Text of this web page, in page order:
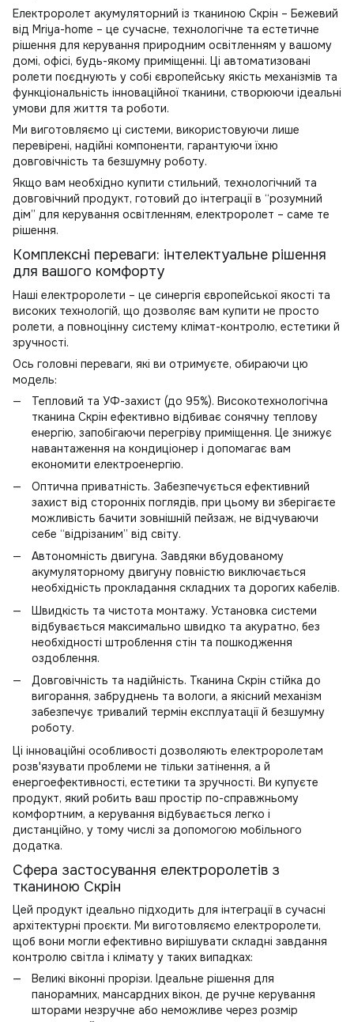
Електроролет акумуляторний із тканиною Скрін – Бежевий
від Mriya-home – це сучасне, технологічне та естетичне
рішення для керування природним освітленням у вашому
домі, офісі, будь-якому приміщенні. Ці автоматизовані
ролети поєднують у собі європейську якість механізмів та
функціональність інноваційної тканини, створюючи ідеальні
умови для життя та роботи.
Ми виготовляємо ці системи, використовуючи лише
перевірені, надійні компоненти, гарантуючи їхню
довговічність та безшумну роботу.
Якщо вам необхідно купити стильний, технологічний та
довговічний продукт, готовий до інтеграції в “розумний
дім” для керування освітленням, електроролет – саме те
рішення.
Комплексні переваги: інтелектуальне рішення
для вашого комфорту
Наші електроролети – це синергія європейської якості та
високих технологій, що дозволяє вам купити не просто
ролети, а повноцінну систему клімат-контролю, естетики й
зручності.
Ось головні переваги, які ви отримуєте, обираючи цю
модель:
Тепловий та УФ-захист (до 95%). Високотехнологічна
тканина Скрін ефективно відбиває сонячну теплову
енергію, запобігаючи перегріву приміщення. Це знижує
навантаження на кондиціонер і допомагає вам
економити електроенергію.
Оптична приватність. Забезпечується ефективний
захист від сторонніх поглядів, при цьому ви зберігаєте
можливість бачити зовнішній пейзаж, не відчуваючи
себе “відрізаним” від світу.
Автономність двигуна. Завдяки вбудованому
акумуляторному двигуну повністю виключається
необхідність прокладання складних та дорогих кабелів.
Швидкість та чистота монтажу. Установка системи
відбувається максимально швидко та акуратно, без
необхідності штроблення стін та пошкодження
оздоблення.
Довговічність та надійність. Тканина Скрін стійка до
вигорання, забруднень та вологи, а якісний механізм
забезпечує тривалий термін експлуатації й безшумну
роботу.
Ці інноваційні особливості дозволяють електроролетам
розв'язувати проблеми не тільки затінення, а й
енергоефективності, естетики та зручності. Ви купуєте
продукт, який робить ваш простір по-справжньому
комфортним, а керування відбувається легко і
дистанційно, у тому числі за допомогою мобільного
додатка.
Сфера застосування електроролетів з
тканиною Скрін
Цей продукт ідеально підходить для інтеграції в сучасні
архітектурні проєкти. Ми виготовляємо електроролети,
щоб вони могли ефективно вирішувати складні завдання
контролю світла і клімату у таких випадках:
Великі віконні прорізи. Ідеальне рішення для
панорамних, мансардних вікон, де ручне керування
шторами незручне або неможливе через розмір